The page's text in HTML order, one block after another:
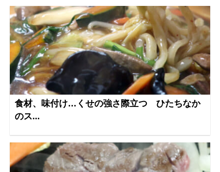
食材、味付け…くせの強さ際立つ ひたちなか
のス...